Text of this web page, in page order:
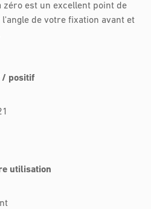
est un excellent point de
de votre fixation avant et
/ positif
utilisation